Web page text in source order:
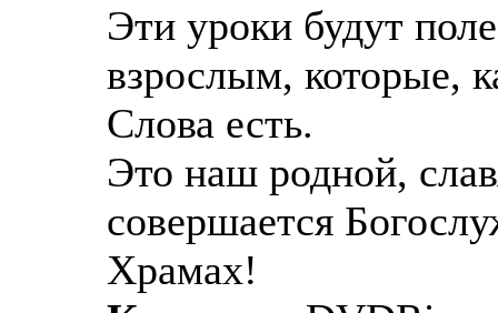
Эти уроки будут
взрослым, которые,
Слова есть.
Это наш родной,
совершается
Храмах!